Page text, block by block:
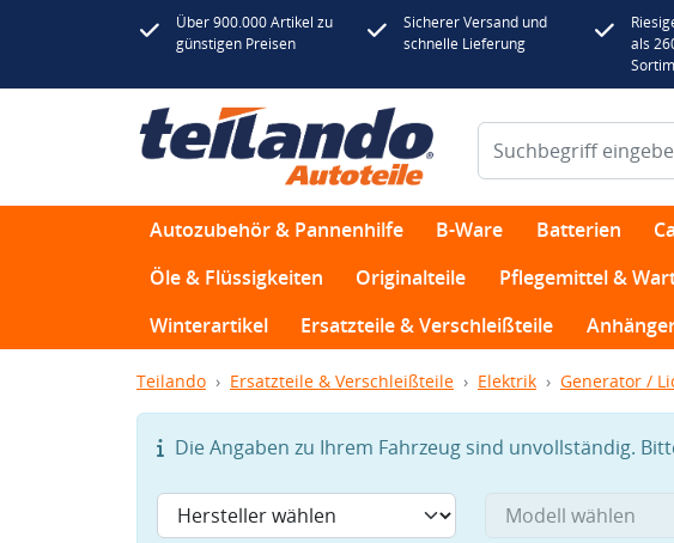
Über 900.000 Artikel zu
günstigen Preisen
Sicherer Versand und
schnelle Lieferung
als
Autozubehör & Pannenhilfe B-Ware Batterien
Öle & Flüssigkeiten
Originalteile Pflegemittel &
Winterartikel
Ersatzteile & Verschleißteile
Teilando Ersatzteile & Verschleißteile Elektrik Generator /
Die Angaben zu Ihrem Fahrzeug sind unvollständig.